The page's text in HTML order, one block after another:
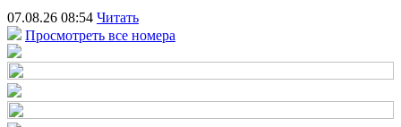
07.08.26 08:54 Читать
Просмотреть все номера